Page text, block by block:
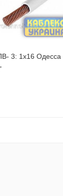
3: 1х16 Одесса